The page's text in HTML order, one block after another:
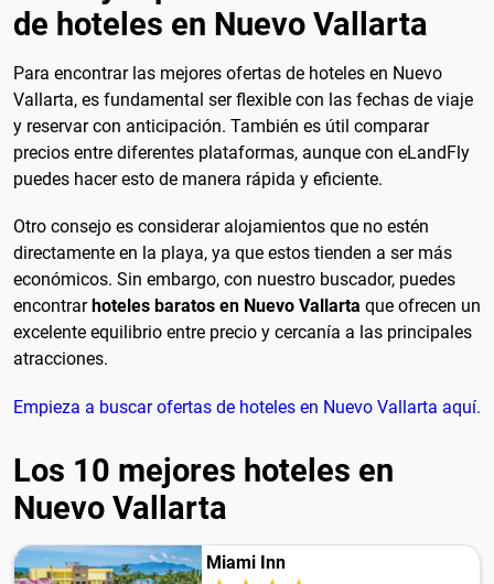
de hoteles en Nuevo Vallarta
Para encontrar las mejores ofertas de hoteles en Nuevo
Vallarta, es fundamental ser flexible con las fechas de viaje
y reservar con anticipación. También es útil comparar
precios entre diferentes plataformas, aunque con eLandFly
puedes hacer esto de manera rápida y eficiente.
Otro consejo es considerar alojamientos que no estén
directamente en la playa, ya que estos tienden a ser más
económicos. Sin embargo, con nuestro buscador, puedes
encontrar hoteles baratos en Nuevo Vallarta que ofrecen un
excelente equilibrio entre precio y cercanía a las principales
atracciones.
Empieza a buscar ofertas de hoteles en Nuevo Vallarta aquí.
Los 10 mejores hoteles en
Nuevo Vallarta
Miami Inn